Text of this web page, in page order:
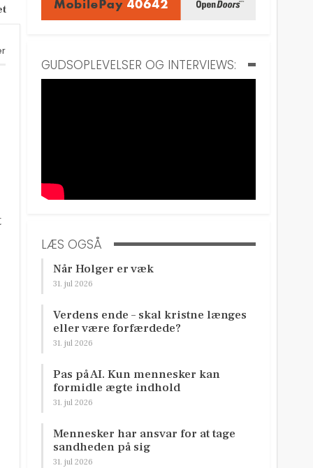
GUDSOPLEVELSER OG INTERVIEWS:
LÆS OGSÅ
Når Holger er væk
31. jul 2026
Verdens ende – skal kristne længes
eller være forfærdede?
31. jul 2026
Pas på AI. Kun mennesker kan
formidle ægte indhold
31. jul 2026
Mennesker har ansvar for at tage
sandheden på sig
31. jul 2026